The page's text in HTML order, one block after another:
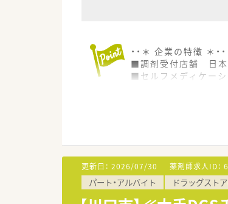
・・＊ 企業の特徴 ＊・・
■調剤受付店舗 日本
■セルフメディケーシ
近い将来、全店舗調
幅広い事業を持つの
現場にこだわるスペ
店舗・薬局だけでな
■教育・研修制度
職種や職域に合わせ
更新日： 2026/07/30 薬剤師求人ID：
パート・アルバイト ドラッグスト